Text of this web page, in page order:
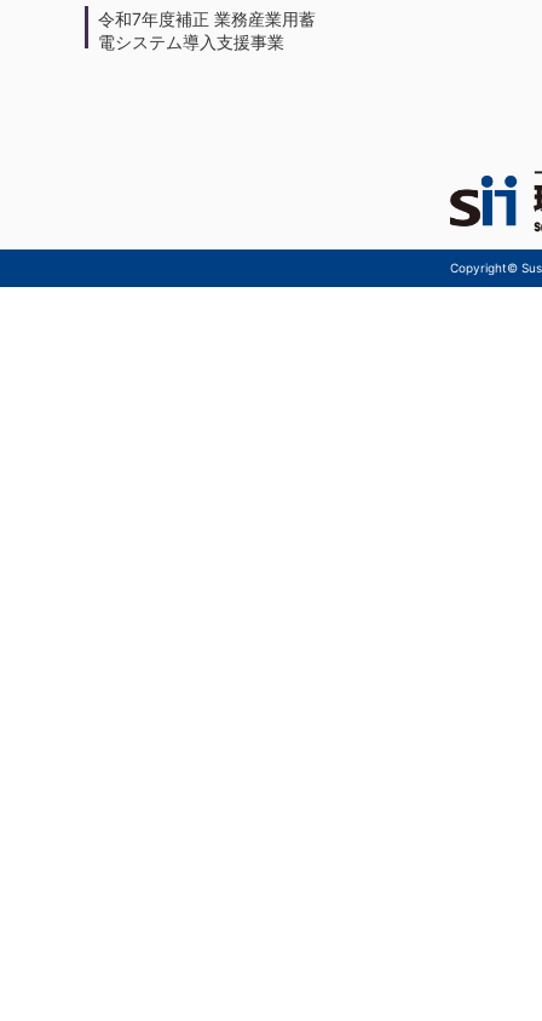
令和7年度補正 業務産業用蓄
電システム導入支援事業
Copyright©